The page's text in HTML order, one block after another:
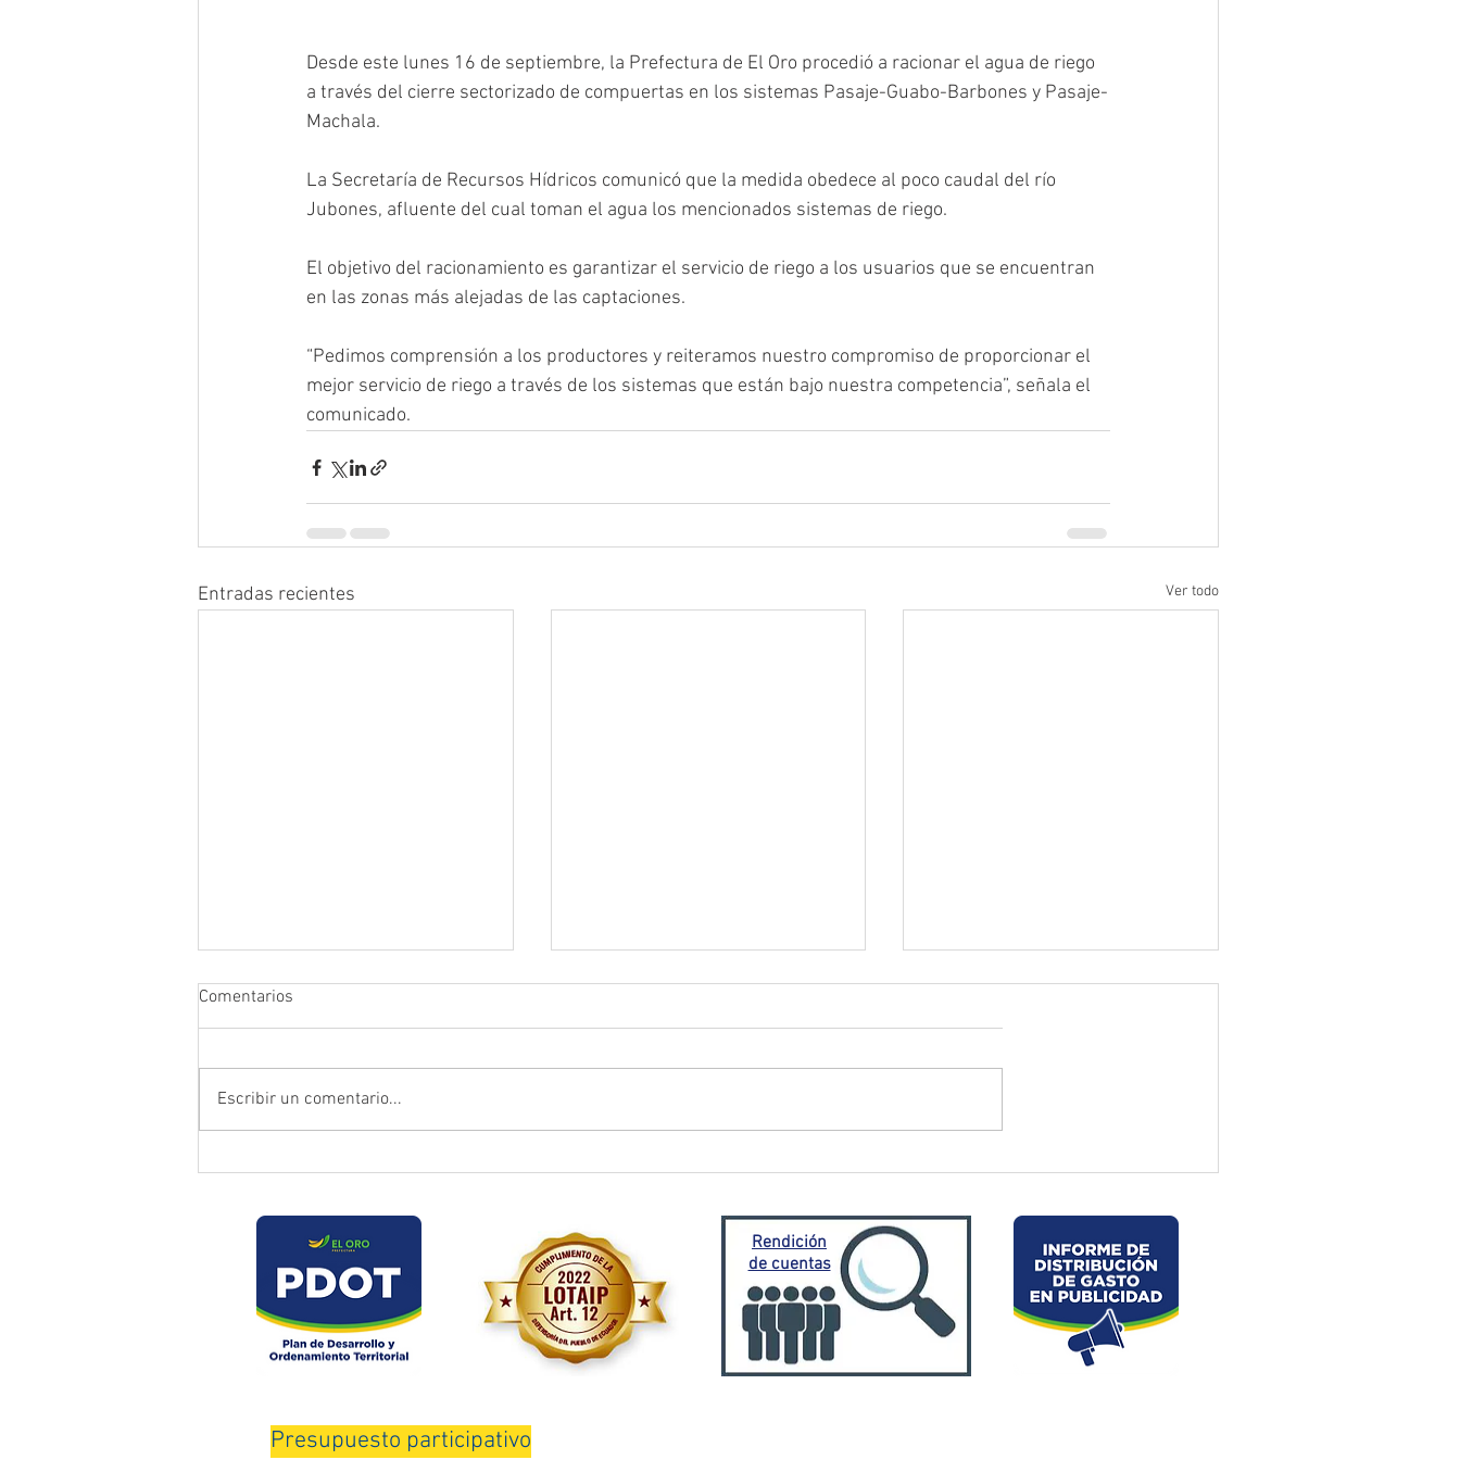
Desde este lunes 16 de septiembre, la Prefectura de El Oro procedió a racionar el agua de riego
a través del cierre sectorizado de compuertas en los sistemas Pasaje-Guabo-Barbones y Pasaje-
Machala.
La Secretaría de Recursos Hídricos comunicó que la medida obedece al poco caudal del río
Jubones, afluente del cual toman el agua los mencionados sistemas de riego.
El objetivo del racionamiento es garantizar el servicio de riego a los usuarios que se encuentran
en las zonas más alejadas de las captaciones.
“Pedimos comprensión a los productores y reiteramos nuestro compromiso de proporcionar el
mejor servicio de riego a través de los sistemas que están bajo nuestra competencia”, señala el
comunicado.
Entradas recientes Ver todo
Comentarios
Escribir un comentario...
Rendición
de cuentas
Presupuesto participativo